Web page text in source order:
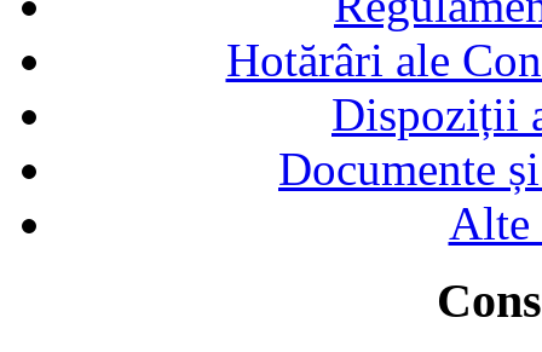
Hotărâri ale
Dispoziții
Documente
Alte